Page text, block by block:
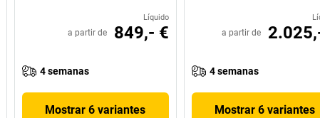
Líquido
a partir de 849,- €
4 semanas
Mostrar 6 variantes
a partir de
4 semanas
Mostrar 6 variantes